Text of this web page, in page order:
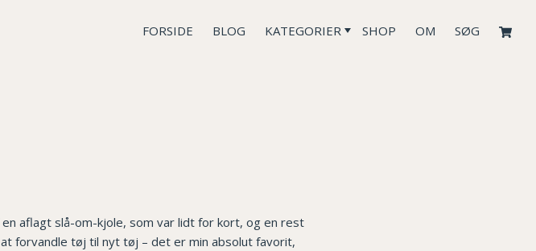
FORSIDE BLOG KATEGORIER SHOP OM SØG
aflagt slå-om-kjole, som var lidt for kort, og en rest
forvandle tøj til nyt tøj – det er min absolut favorit,